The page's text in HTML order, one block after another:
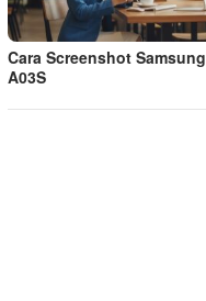
Cara Screenshot Samsung
A03S